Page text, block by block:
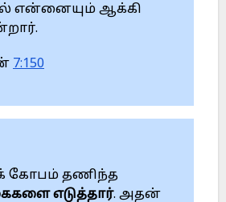
என்னையும் ஆக்கி
7:150
கோபம் தணிந்த
எடுத்தார். அதன்